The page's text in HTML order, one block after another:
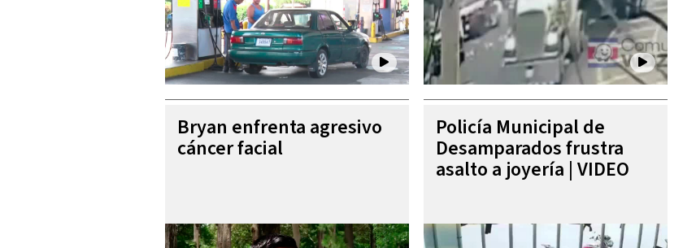
Bryan enfrenta agresivo
cáncer facial
Policía Municipal de
Desamparados frustra
asalto a joyería | VIDEO